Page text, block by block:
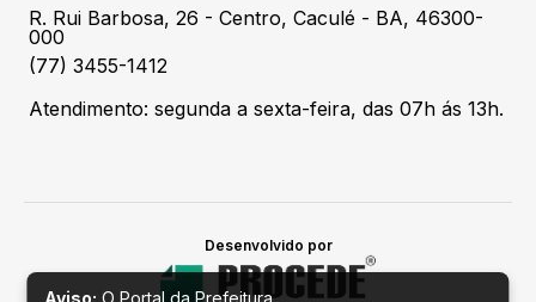
R. Rui Barbosa, 26 - Centro, Caculé - BA, 46300-
000
(77) 3455-1412
Atendimento: segunda a sexta-feira, das 07h ás 13h.
Desenvolvido por
Aviso: O Portal da Prefeitura